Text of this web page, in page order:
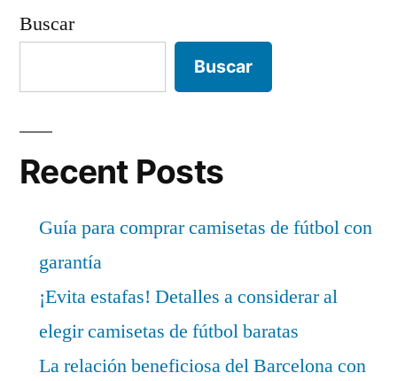
deBuscar
Buscar
Recent Posts
Guía para comprar camisetas de fútbol con
garantía
¡Evita estafas! Detalles a considerar al
elegir camisetas de fútbol baratas
La relación beneficiosa del Barcelona con